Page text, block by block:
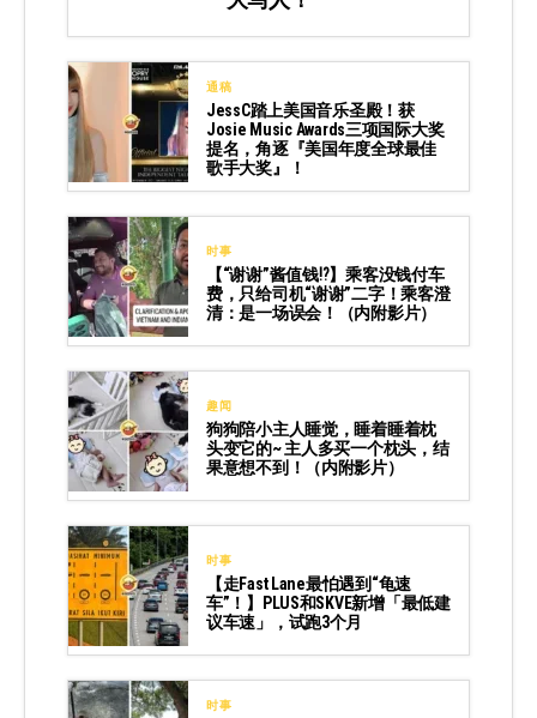
通稿
JessC踏上美国音乐圣殿！获
Josie Music Awards三项国际大奖
提名，角逐『美国年度全球最佳
歌手大奖』！
时事
【“谢谢”酱值钱⁉️】乘客没钱付车
费，只给司机“谢谢”二字！乘客澄
清：是一场误会！（内附影片）
趣闻
狗狗陪小主人睡觉，睡着睡着枕
头变它的~ 主人多买一个枕头，结
果意想不到！（内附影片）
时事
【走Fast Lane最怕遇到“龟速
车”！】PLUS和SKVE新增「最低建
议车速」，试跑3个月
时事